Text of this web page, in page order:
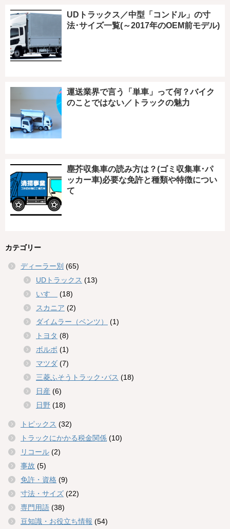
UDトラックス／中型「コンドル」の寸
法･サイズ一覧(～2017年のOEM前モデル)
運送業界で言う「単車」って何？バイク
のことではない／トラックの魅力
塵芥収集車の読み方は？(ゴミ収集車･パ
ッカー車)必要な免許と種類や特徴につい
て
カテゴリー
ディーラー別 (65)
UDトラックス (13)
いすゞ
(18)
スカニア (2)
ダイムラー（ベンツ）
(1)
トヨタ (8)
ボルボ (1)
マツダ (7)
三菱ふそうトラック･バス (18)
日産 (6)
日野 (18)
トピックス (32)
トラックにかかる税金関係 (10)
リコール (2)
事故 (5)
免許・資格 (9)
寸法・サイズ (22)
専門用語 (38)
豆知識・お役立ち情報 (54)